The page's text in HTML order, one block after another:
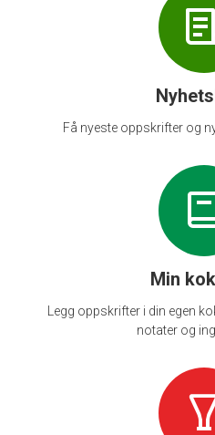
Få nyeste oppskrifter og
Min
Legg oppskrifter i din egen
notater og